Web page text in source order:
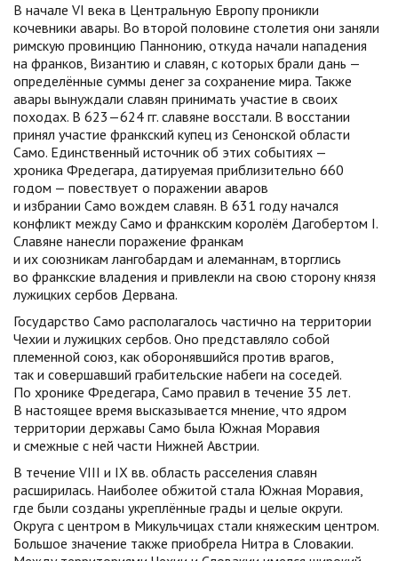
В начале VI века в Центральную Европу проникли
кочевники авары. Во второй половине столетия они заняли
римскую провинцию Паннонию, откуда начали нападения
на франков, Византию и славян, с которых брали дань —
определённые суммы денег за сохранение мира. Также
авары вынуждали славян принимать участие в своих
походах. В 623—624 гг. славяне восстали. В восстании
принял участие франкский купец из Сенонской области
Само. Единственный источник об этих событиях —
хроника Фредегара, датируемая приблизительно 660
годом — повествует о поражении аваров
и избрании Само вождем славян. В 631 году начался
конфликт между Само и франкским королём Дагобертом I.
Славяне нанесли поражение франкам
и их союзникам лангобардам и алеманнам, вторглись
во франкские владения и привлекли на свою сторону князя
лужицких сербов Дервана.
Государство Само располагалось частично на территории
Чехии и лужицких сербов. Оно представляло собой
племенной союз, как оборонявшийся против врагов,
так и совершавший грабительские набеги на соседей.
По хронике Фредегара, Само правил в течение 35 лет.
В настоящее время высказывается мнение, что ядром
территории державы Само была Южная Моравия
и смежные с ней части Нижней Австрии.
В течение VIII и IX вв. область расселения славян
расширилась. Наиболее обжитой стала Южная Моравия,
где были созданы укреплённые грады и целые округи.
Округа с центром в Микульчицах стали княжеским центром.
Большое значение также приобрела Нитра в Словакии.